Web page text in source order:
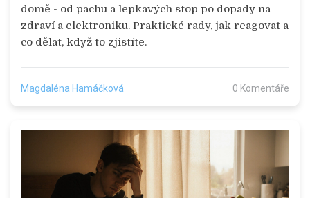
domě - od pachu a lepkavých stop po dopady na
zdraví a elektroniku. Praktické rady, jak reagovat a
co dělat, když to zjistíte.
Magdaléna Hamáčková 0 Komentáře